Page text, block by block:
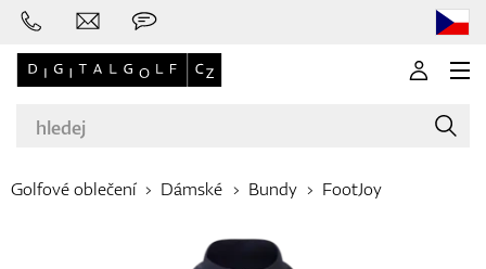
Značky
Golfové oblečení Dámské Bundy FootJoy